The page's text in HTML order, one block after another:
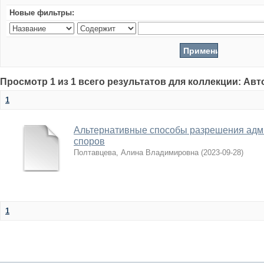
Новые фильтры:
Просмотр 1 из 1 всего результатов для коллекции:
1
Альтернативные способы разрешения
споров
Полтавцева, Алина Владимировна (2023-09-28)
1